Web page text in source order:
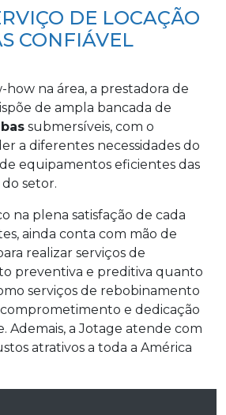
DE LOCAÇÃO
CONFIÁVEL
na área, a prestadora de
de ampla bancada de
submersíveis, com o
a diferentes necessidades do
equipamentos eficientes das
setor.
na plena satisfação de cada
ainda conta com mão de
realizar serviços de
preventiva e preditiva quanto
serviços de rebobinamento
e dedicação
Ademais, a Jotage atende com
atrativos a toda a América